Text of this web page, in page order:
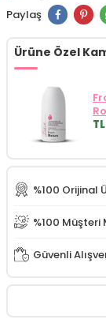
Paylaş
Ürüne Özel
%100 Orijinal
%100
Güvenli